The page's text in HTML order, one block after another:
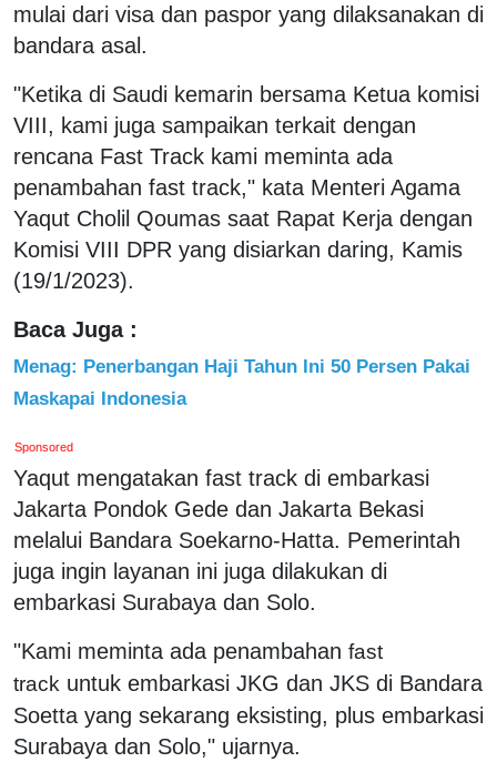
mulai dari visa dan paspor yang dilaksanakan di
bandara asal.
"Ketika di Saudi kemarin bersama Ketua komisi
VIII, kami juga sampaikan terkait dengan
rencana Fast Track kami meminta ada
penambahan fast track," kata Menteri Agama
Yaqut Cholil Qoumas saat Rapat Kerja dengan
Komisi VIII DPR yang disiarkan daring, Kamis
(19/1/2023).
Baca Juga :
Menag: Penerbangan Haji Tahun Ini 50 Persen Pakai
Maskapai Indonesia
Sponsored
Yaqut mengatakan fast track di embarkasi
Jakarta Pondok Gede dan Jakarta Bekasi
melalui Bandara Soekarno-Hatta. Pemerintah
juga ingin layanan ini juga dilakukan di
embarkasi Surabaya dan Solo.
"Kami meminta ada penambahan fast
track untuk embarkasi JKG dan JKS di Bandara
Soetta yang sekarang eksisting, plus embarkasi
Surabaya dan Solo," ujarnya.